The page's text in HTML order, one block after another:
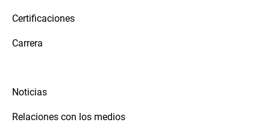
Certificaciones
Carrera
Noticias
Relaciones con los medios